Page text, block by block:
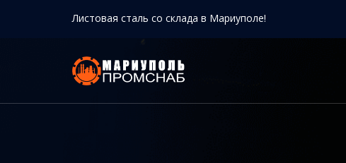
Листовая сталь со склада в Мариуполе!